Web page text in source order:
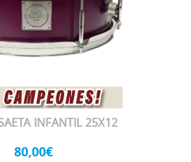
INFANTIL 25X12
80,00€